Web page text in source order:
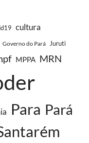
cultura
Governo do Pará Juruti
MPPA MRN
Para Pará